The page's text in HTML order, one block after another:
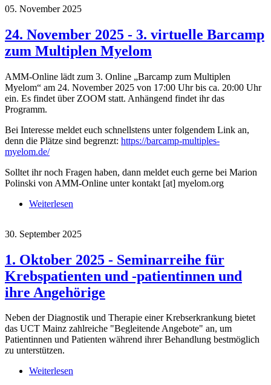
05. November 2025
24. November 2025 - 3. virtuelle Barcamp
zum Multiplen Myelom
AMM-Online lädt zum 3. Online „Barcamp zum Multiplen
Myelom“ am 24. November 2025 von 17:00 Uhr bis ca. 20:00 Uhr
ein. Es findet über ZOOM statt. Anhängend findet ihr das
Programm.
Bei Interesse meldet euch schnellstens unter folgendem Link an,
denn die Plätze sind begrenzt: https://barcamp-multiples-
myelom.de/
Solltet ihr noch Fragen haben, dann meldet euch gerne bei Marion
Polinski von AMM-Online unterkontakt [at] myelom.org
Weiterlesen
30. September 2025
1. Oktober 2025 - Seminarreihe für
Krebspatienten und -patientinnen und
ihre Angehörige
Neben der Diagnostik und Therapie einer Krebserkrankung bietet
das UCT Mainz zahlreiche "Begleitende Angebote" an, um
Patientinnen und Patienten während ihrer Behandlung bestmöglich
zu unterstützen.
Weiterlesen